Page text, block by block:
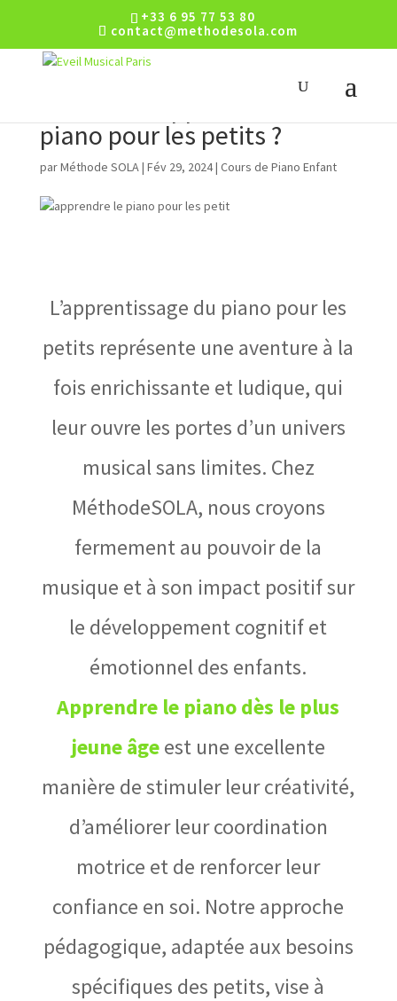
+33 6 95 77 53 80
contact@methodesola.com
piano pour les petits ?
parMéthode SOLA| Fév 29, 2024| Cours de Piano Enfant
L’apprentissage du piano pour les
petits représente une aventure à la
fois enrichissante et ludique, qui
leur ouvre les portes d’un univers
musical sans limites. Chez
MéthodeSOLA, nous croyons
fermement au pouvoir de la
musique et à son impact positif sur
le développement cognitif et
émotionnel des enfants.
Apprendre le piano dès le plus
jeune âgeest une excellente
manière de stimuler leur créativité,
d’améliorer leur coordination
motrice et de renforcer leur
confiance en soi. Notre approche
pédagogique, adaptée aux besoins
spécifiques des petits, vise à